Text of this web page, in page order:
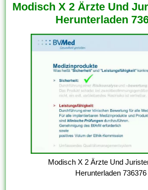
Modisch X 2 Ärzte Und
Herunterladen
Modisch X 2 Ärzte Und
Herunterladen 736376